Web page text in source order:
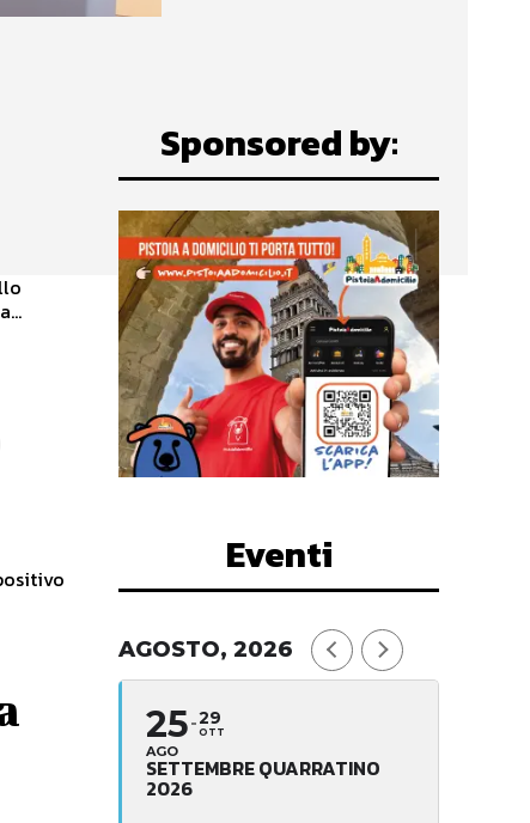
Sponsored by:
Eventi
AGOSTO, 2026
25
AGO
29
OTT
SETTEMBRE QUARRATINO
2026